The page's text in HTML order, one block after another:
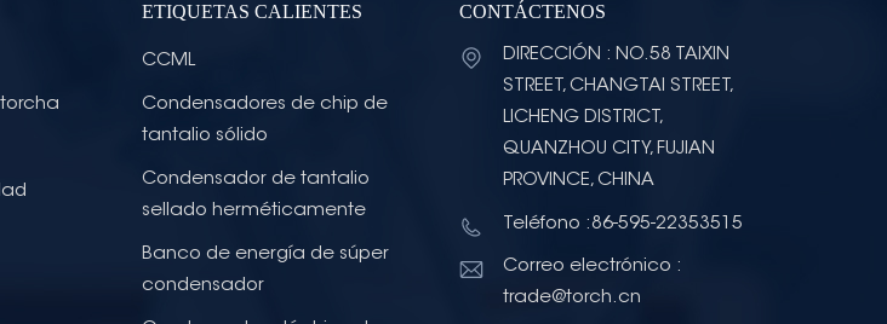
ETIQUETAS CALIENTES
CCML
Condensadores de chip de
tantalio sólido
Condensador de tantalio
sellado herméticamente
Banco de energía de súper
condensador
CONTÁCTENOS
DIRECCIÓN : NO.58 TAIXIN
STREET, CHANGTAI STREET,
LICHENG DISTRICT,
QUANZHOU CITY, FUJIAN
PROVINCE, CHINA
Teléfono :86-595-22353515
Correo electrónico :
trade@torch.cn